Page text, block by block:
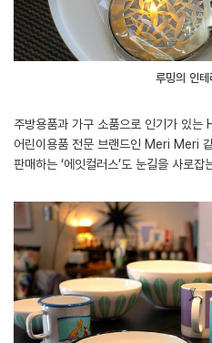
루밍의 인
주방용품과 가구 소품으로 인기가 있
어린이용품 전문 브랜드인 Meri Meri
판매하는 ‘에잇컬러스’도 눈길을 사로잡